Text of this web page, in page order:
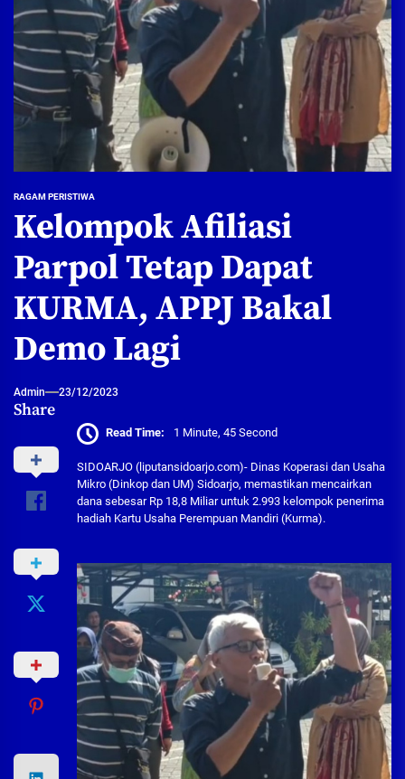
RAGAM PERISTIWA
Kelompok Afiliasi
Parpol Tetap Dapat
KURMA, APPJ Bakal
Demo Lagi
Admin 23/12/2023
Share
Read Time: 1 Minute, 45 Second
SIDOARJO (liputansidoarjo.com)- Dinas Koperasi dan Usaha
Mikro (Dinkop dan UM) Sidoarjo, memastikan mencairkan
dana sebesar Rp 18,8 Miliar untuk 2.993 kelompok penerima
hadiah Kartu Usaha Perempuan Mandiri (Kurma).